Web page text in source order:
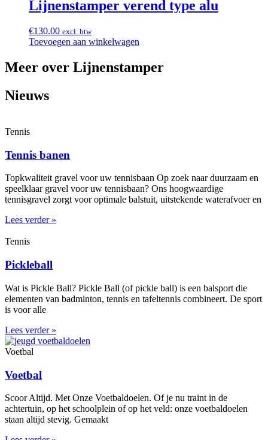
Lijnenstamper verend type alu
€130.00 excl. btw
Toevoegen aan winkelwagen
Meer over Lijnenstamper
Nieuws
Tennis
Tennis banen
Topkwaliteit gravel voor uw tennisbaan Op zoek naar duurzaam en
speelklaar gravel voor uw tennisbaan? Ons hoogwaardige
tennisgravel zorgt voor optimale balstuit, uitstekende waterafvoer en
Lees verder »
Tennis
Pickleball
Wat is Pickle Ball? Pickle Ball (of pickle ball) is een balsport die
elementen van badminton, tennis en tafeltennis combineert. De sport
is voor alle
Lees verder »
Voetbal
Voetbal
Scoor Altijd. Met Onze Voetbaldoelen. Of je nu traint in de
achtertuin, op het schoolplein of op het veld: onze voetbaldoelen
staan altijd stevig. Gemaakt